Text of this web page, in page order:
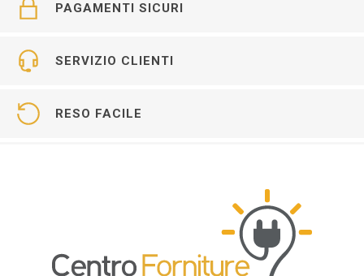
PAGAMENTI SICURI
SERVIZIO CLIENTI
RESO FACILE